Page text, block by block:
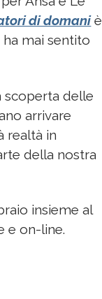
di domaniè
ha mai sentito
scoperta delle
arrivare
realtà in
della nostra
insieme al
e on-line.